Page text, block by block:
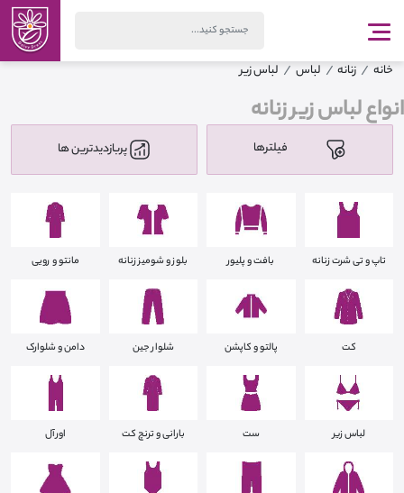
خانه زنانه لباس لباس زیر
انواع لباس زیر زنانه
فیلترها پربازدیدترین ها
تاپ و تی شرت زنانه بافت و پلیور بلوز و شومیز زنانه مانتو و رویی
کت پالتو و کاپشن شلوار جین دامن و شلوارک
لباس زیر ست بارانی و ترنچ کت اورآل